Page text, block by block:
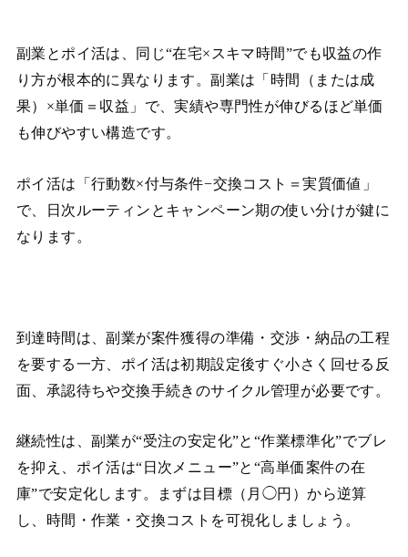
副業とポイ活は、同じ“在宅×スキマ時間”でも収益の作
り方が根本的に異なります。副業は「時間（または成
果）×単価＝収益」で、実績や専門性が伸びるほど単価
も伸びやすい構造です。
ポイ活は「行動数×付与条件−交換コスト＝実質価値」
で、日次ルーティンとキャンペーン期の使い分けが鍵に
なります。
到達時間は、副業が案件獲得の準備・交渉・納品の工程
を要する一方、ポイ活は初期設定後すぐ小さく回せる反
面、承認待ちや交換手続きのサイクル管理が必要です。
継続性は、副業が“受注の安定化”と“作業標準化”でブレ
を抑え、ポイ活は“日次メニュー”と“高単価案件の在
庫”で安定化します。まずは目標（月◯円）から逆算
し、時間・作業・交換コストを可視化しましょう。